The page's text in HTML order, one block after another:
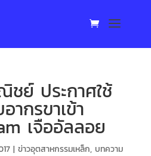
ชย์ ประกาศใช้
ากรขาเข้า
เจืออัลลอย
| ข่าวอุตสาหกรรมเหล็ก, บทความ